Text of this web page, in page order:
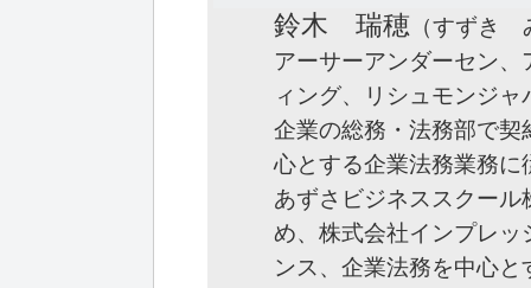
鈴木 瑞穂 （すずき
アーサーアンダーセン
ィング、リシュモンジ
企業の総務・法務部で
心とする企業法務業務
あずさビジネススクー
め、株式会社インプレ
ンス、企業法務を中心